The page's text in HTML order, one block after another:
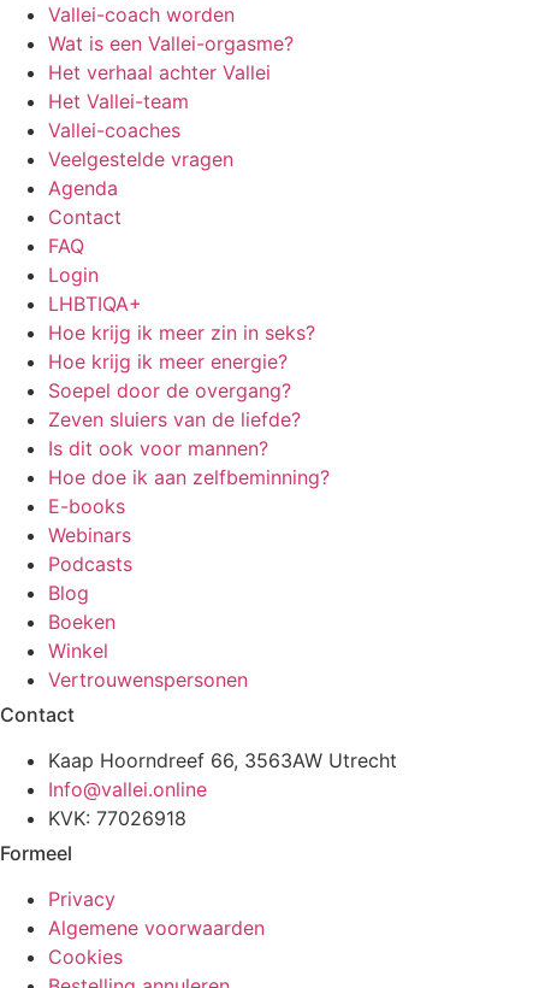
Vallei-coach worden
Wat is een Vallei-orgasme?
Het verhaal achter Vallei
Het Vallei-team
Vallei-coaches
Veelgestelde vragen
Agenda
Contact
FAQ
Login
LHBTIQA+
Hoe krijg ik meer zin in seks?
Hoe krijg ik meer energie?
Soepel door de overgang?
Zeven sluiers van de liefde?
Is dit ook voor mannen?
Hoe doe ik aan zelfbeminning?
E-books
Webinars
Podcasts
Blog
Boeken
Winkel
Vertrouwenspersonen
Contact
Kaap Hoorndreef 66, 3563AW Utrecht
Info@vallei.online
KVK: 77026918
Formeel
Privacy
Algemene voorwaarden
Cookies